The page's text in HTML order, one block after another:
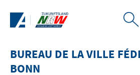
BUREAU DE LA VILLE
BONN